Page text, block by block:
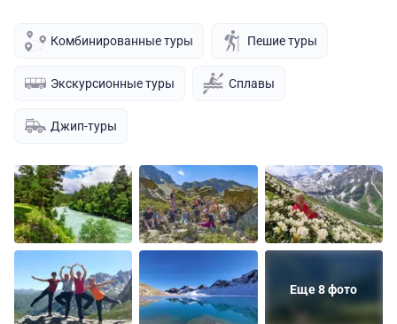
Комбинированные туры Пешие туры
Экскурсионные туры Сплавы
Джип-туры
Еще 8 фото